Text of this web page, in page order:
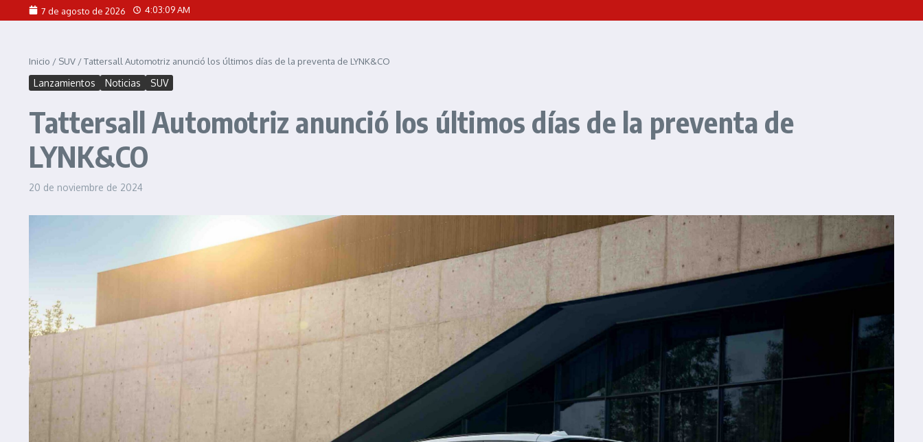
Saltar al contenido7 de agosto de 2026 4:03:11 AM
Inicio / SUV /Tattersall Automotriz anunció los últimos días de la preventa de LYNK&CO
Lanzamientos Noticias SUV
Tattersall Automotriz anunció los últimos días de la preventa de
LYNK&CO
20 de noviembre de 2024